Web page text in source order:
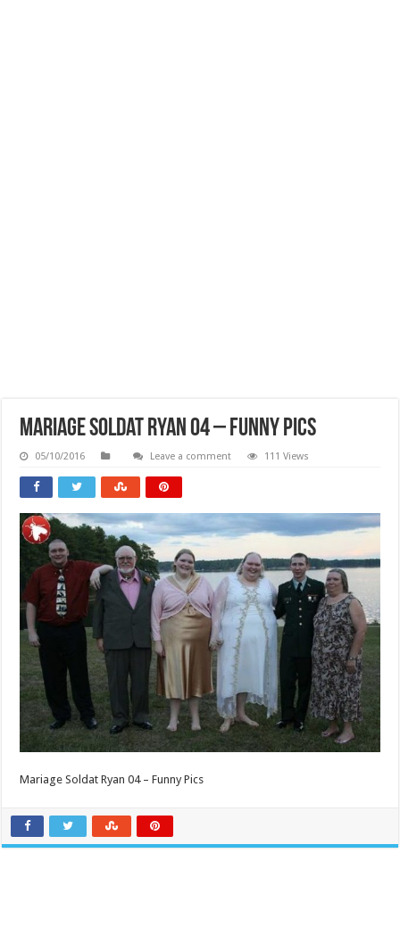
Mariage Soldat Ryan 04 – Funny Pics
05/10/2016 Leave a comment 111 Views
Mariage Soldat Ryan 04 – Funny Pics